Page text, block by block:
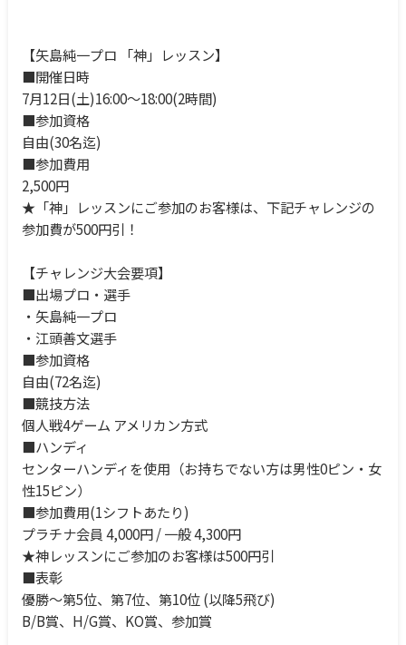
【矢島純一プロ 「神」レッスン】
■開催日時
7月12日(土)16:00～18:00(2時間)
■参加資格
自由(30名迄)
■参加費用
2,500円
★「神」レッスンにご参加のお客様は、下記チャレンジの
参加費が500円引！
【チャレンジ大会要項】
■出場プロ・選手
・矢島純一プロ
・江頭善文選手
■参加資格
自由(72名迄)
■競技方法
個人戦4ゲーム アメリカン方式
■ハンディ
センターハンディを使用（お持ちでない方は男性0ピン・女
性15ピン）
■参加費用(1シフトあたり)
プラチナ会員 4,000円 / 一般 4,300円
★神レッスンにご参加のお客様は500円引
■表彰
優勝～第5位、第7位、第10位 (以降5飛び)
B/B賞、H/G賞、KO賞、参加賞